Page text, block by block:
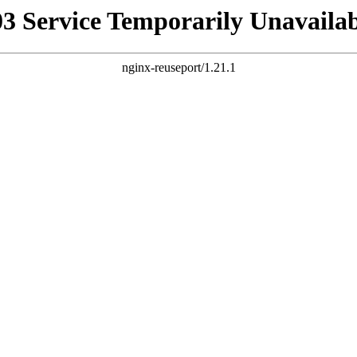
Service Temporarily
nginx-reuseport/1.21.1